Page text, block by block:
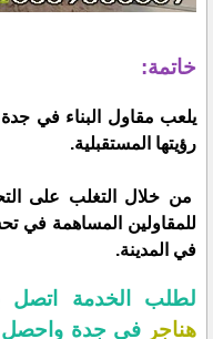
خاتمة:
يلعب مقاول البناء في جدة
رؤيتها المستقبلية.
من خلال التغلب على
للمقاولين المساهمة في
في المدينة.
لطلب الخدمة
هناجر في جدة